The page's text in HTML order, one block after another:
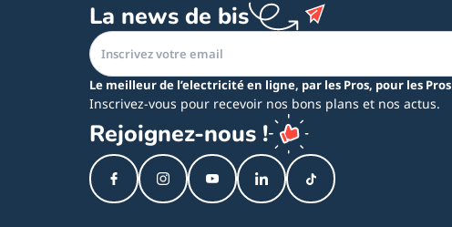
La news de bis
Le meilleur de l’electricité en ligne, par les Pros, pour les Pros
Inscrivez-vous pour recevoir nos bons plans et nos actus.
Rejoignez-nous !